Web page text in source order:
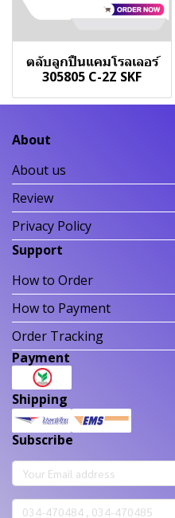
ตลับลูกปืนแคมโรลเลอร์
305805 C-2Z SKF
About
About us
Review
Privacy Policy
Support
How to Order
How to Payment
Order Tracking
Payment
Shipping
Subscribe